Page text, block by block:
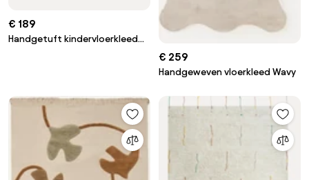
€ 189
Handgetuft kindervloerkleed
€ 259
Handgeweven vloerkleed Wavy